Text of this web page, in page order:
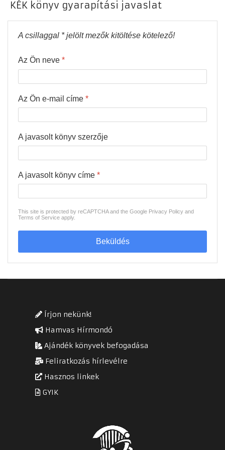
Loading PDF 100% ...
KÉK könyv gyarapítási javaslat
A csillaggal * jelölt mezők kitöltése kötelező!
Az Ön neve *
Az Ön e-mail címe *
A javasolt könyv szerzője
A javasolt könyv címe *
This site is protected by reCAPTCHA and the Google Privacy Policy and
Terms of Service apply.
Beküldés
Írjon nekünk!
Hamvas Hírmondó
Ajándék könyvek befogadása
Feliratkozás hírlevélre
Hasznos linkek
GYIK